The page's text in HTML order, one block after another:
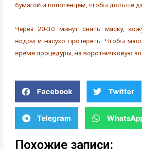
бумагой и полотенцем, чтобы дольше
Через 20-30 минут снять маску,
водой и насухо протереть. Чтобы
время процедуры, на воротничковую
Facebook Twitter
Telegram
Похожие записи: